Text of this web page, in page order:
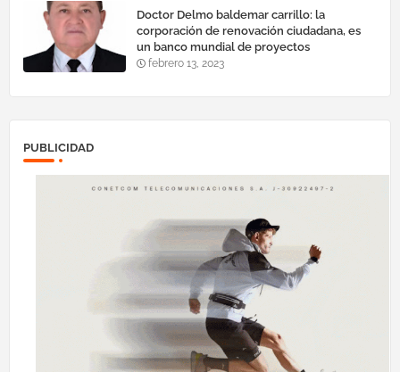
Doctor Delmo baldemar carrillo: la
corporación de renovación ciudadana, es
un banco mundial de proyectos
febrero 13, 2023
PUBLICIDAD